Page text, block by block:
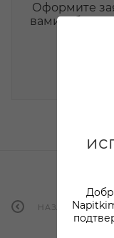
Оформите
вами в
НАЗАД К